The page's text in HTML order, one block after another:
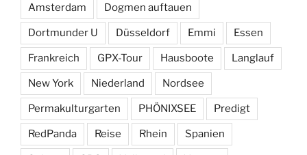
Amsterdam Dogmen auftauen
Dortmunder U Düsseldorf Emmi Essen
Frankreich GPX-Tour Hausboote Langlauf
New York Niederland Nordsee
Permakulturgarten PHÖNIXSEE Predigt
RedPanda Reise Rhein Spanien